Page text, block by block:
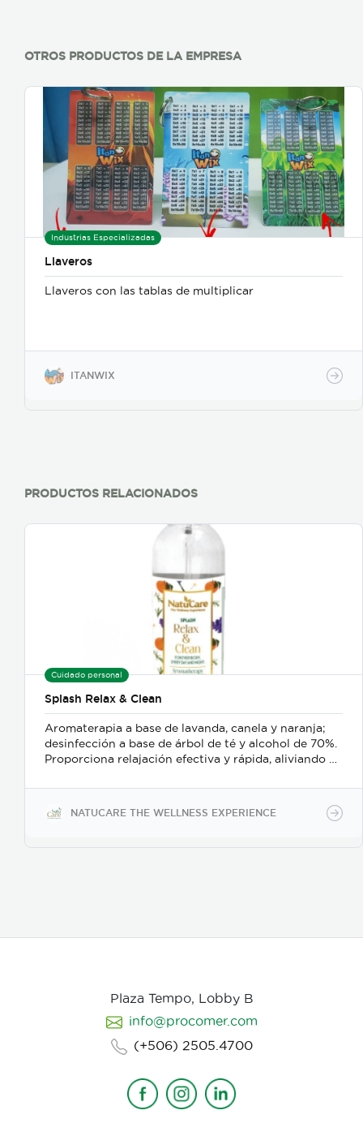
OTROS PRODUCTOS DE LA EMPRESA
Industrias Especializadas
Llaveros
Llaveros con las tablas de multiplicar
ITANWIX
PRODUCTOS RELACIONADOS
Cuidado personal
Splash Relax & Clean
Aromaterapia a base de lavanda, canela y naranja;
desinfección a base de árbol de té y alcohol de 70%.
Proporciona relajación efectiva y rápida, aliviando el
desinfectante para manos o superficies.
NATUCARE THE WELLNESS EXPERIENCE
Plaza Tempo, Lobby B
info@procomer.com
(+506) 2505.4700